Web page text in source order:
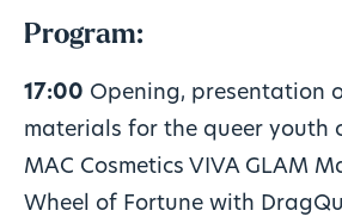
Program:
17:00 Opening, presentation
materials for the queer youth
MAC Cosmetics VIVA GLAM
Wheel of Fortune with